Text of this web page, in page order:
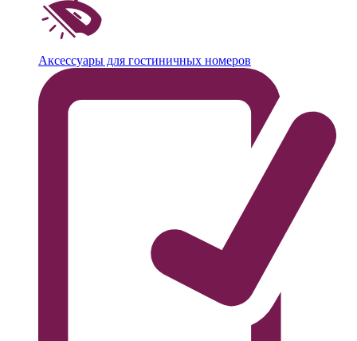
Аксессуары для гостиничных номеров